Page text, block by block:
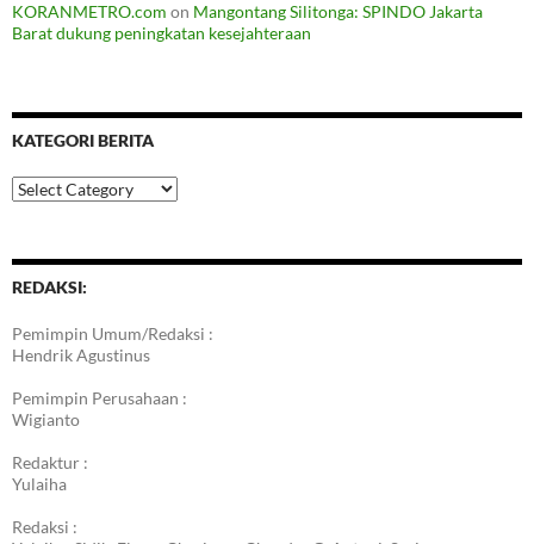
KORANMETRO.com on Mangontang Silitonga: SPINDO Jakarta
Barat dukung peningkatan kesejahteraan
KATEGORI BERITA
Kategori
Berita
REDAKSI:
Pemimpin Umum/Redaksi :
Hendrik Agustinus
Pemimpin Perusahaan :
Wigianto
Redaktur :
Yulaiha
Redaksi :